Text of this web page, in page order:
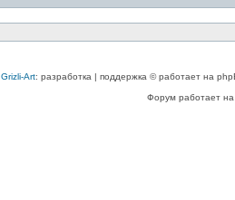
Grizli-Art: разработка | поддержка © работает на
Форум работает